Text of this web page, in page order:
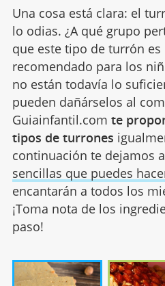
Una cosa está clara: el
lo odias. ¿A qué grupo
que este tipo de turrón es
recomendado para los
no están todavía lo
pueden dañárselos al
Guiainfantil.com te
tipos de turrones
continuación te dejamos
sencillas que puedes
encantarán a todos los
¡Toma nota de los
paso!